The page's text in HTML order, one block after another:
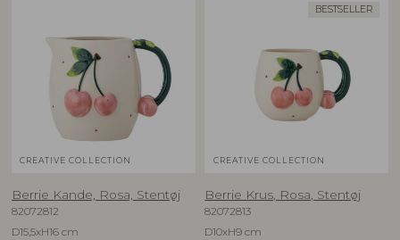
CREATIVE COLLECTION
Berrie Kande, Rosa, Stentøj
82072812
D15,5xH16 cm
BESTSELLER
CREATIVE COLLECTION
Berrie Krus, Rosa, Stentøj
82072813
D10xH9 cm